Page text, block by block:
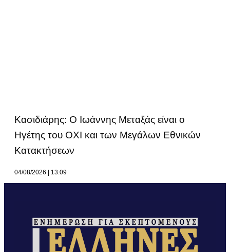
Κασιδιάρης: Ο Ιωάννης Μεταξάς είναι ο
Ηγέτης του ΟΧΙ και των Μεγάλων Εθνικών
Κατακτήσεων
04/08/2026 13:09